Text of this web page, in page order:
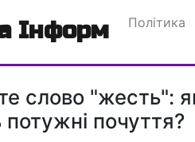
Інформ Політика
слово "жесть":
почуття?